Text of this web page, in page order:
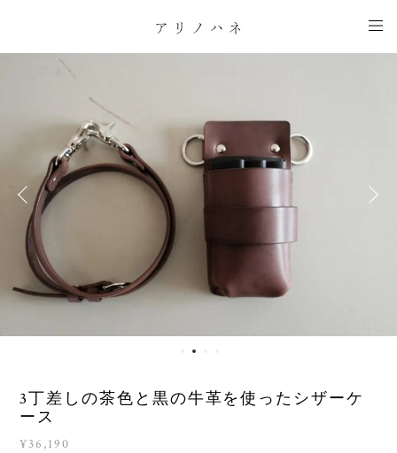
3丁差しの茶色と黒の牛革を使ったシザーケ
ース
¥36,190